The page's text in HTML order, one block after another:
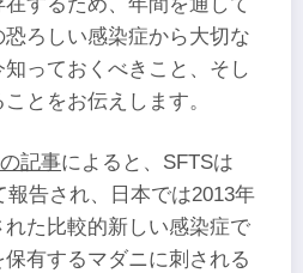
ろしい感染症から大切な
っておくべきこと、そし
とをお伝えします。
記事によると、SFTSは
報告され、日本では2013年
た比較的新しい感染症で
有するマダニに刺される